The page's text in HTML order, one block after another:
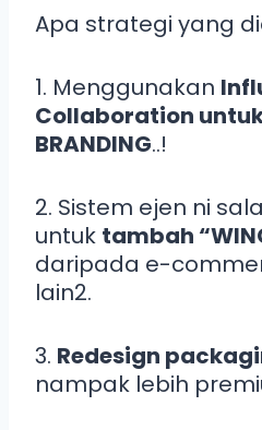
Apa strategi yang
1. Menggunakan
Collaboration
BRANDING..!
2. Sistem ejen ni
untuk tambah
daripada e-
lain2.
3. Redesign
nampak lebih